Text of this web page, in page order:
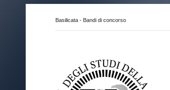
Basilicata - Bandi di concorso